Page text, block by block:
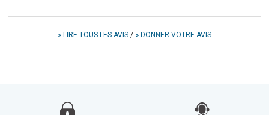
LIRE TOUS LES AVIS / DONNER VOTRE AVIS